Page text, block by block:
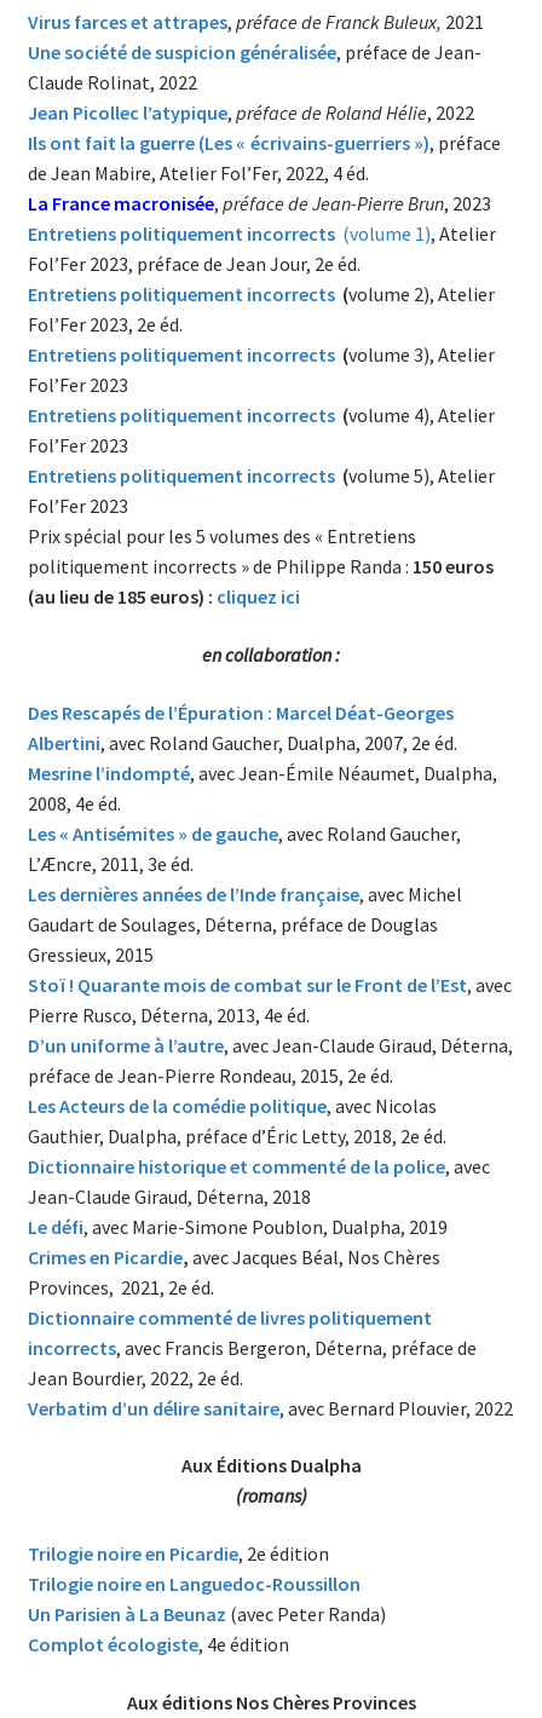
Virus farces et attrapes, préface de Franck Buleux, 2021
Une société de suspicion généralisée, préface de Jean-
Claude Rolinat, 2022
Jean Picollec l’atypique, préface de Roland Hélie, 2022
Ils ont fait la guerre (Les « écrivains-guerriers »), préface
de Jean Mabire, Atelier Fol’Fer, 2022, 4 éd.
La France macronisée, préface de Jean-Pierre Brun, 2023
Entretiens politiquement incorrects (volume 1), Atelier
Fol’Fer 2023, préface de Jean Jour, 2e éd.
Entretiens politiquement incorrects (volume 2), Atelier
Fol’Fer 2023, 2e éd.
Entretiens politiquement incorrects(volume 3), Atelier
Fol’Fer 2023
Entretiens politiquement incorrects (volume 4), Atelier
Fol’Fer 2023
Entretiens politiquement incorrects(volume 5), Atelier
Fol’Fer 2023
Prix spécial pour les 5 volumes des « Entretiens
politiquement incorrects » de Philippe Randa : 150 euros
(au lieu de 185 euros) : cliquez ici
en collaboration :
Des Rescapés de l’Épuration : Marcel Déat-Georges
Albertini, avec Roland Gaucher, Dualpha, 2007, 2e éd.
Mesrine l’indompté, avec Jean-Émile Néaumet, Dualpha,
2008, 4e éd.
Les « Antisémites » de gauche, avec Roland Gaucher,
L’Æncre, 2011, 3e éd.
Les dernières années de l’Inde française, avec Michel
Gaudart de Soulages, Déterna, préface de Douglas
Gressieux, 2015
Stoï ! Quarante mois de combat sur le Front de l’Est, avec
Pierre Rusco, Déterna, 2013, 4e éd.
D’un uniforme à l’autre, avec Jean-Claude Giraud, Déterna,
préface de Jean-Pierre Rondeau, 2015, 2e éd.
Les Acteurs de la comédie politique, avec Nicolas
Gauthier, Dualpha, préface d’Éric Letty, 2018, 2e éd.
Dictionnaire historique et commenté de la police, avec
Jean-Claude Giraud, Déterna, 2018
Le défi, avec Marie-Simone Poublon, Dualpha, 2019
Crimes en Picardie, avec Jacques Béal, Nos Chères
Provinces, 2021, 2e éd.
Dictionnaire commenté de livres politiquement
incorrects, avec Francis Bergeron, Déterna, préface de
Jean Bourdier, 2022, 2e éd.
Verbatim d’un délire sanitaire, avec Bernard Plouvier, 2022
Aux Éditions Dualpha
(romans)
Trilogie noire en Picardie, 2e édition
Trilogie noire en Languedoc-Roussillon
Un Parisien à La Beunaz (avec Peter Randa)
Complot écologiste, 4e édition
Aux éditions Nos Chères Provinces